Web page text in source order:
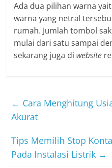
Ada dua pilihan warna
warna yang netral
rumah. Jumlah tombol
mulai dari satu sampai
sekarang juga di website
← Cara Menghitung
Akurat
Tips Memilih Stop
Pada Instalasi Listrik →